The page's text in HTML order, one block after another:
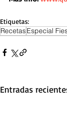
Etiquetas:
RecetasEspecial
Entradas